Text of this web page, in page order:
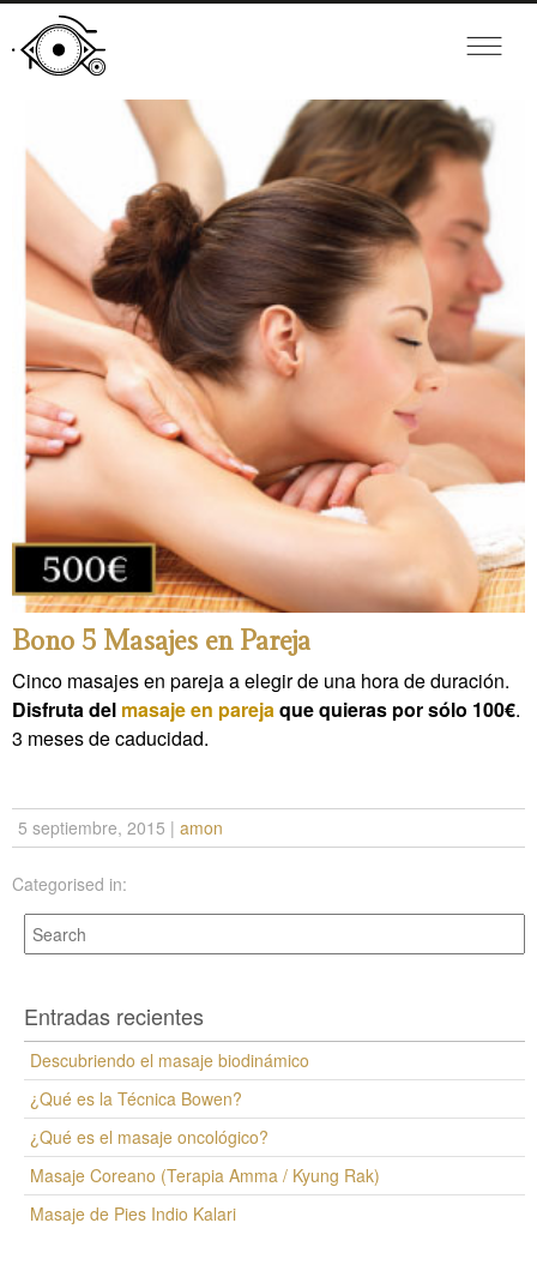
Bono 5 Masajes en Pareja
Cinco masajes en pareja a elegir de una hora de duración.
Disfruta del masaje en parejaque quieras por sólo 100€.
3 meses de caducidad.
5 septiembre, 2015 | amon
Categorised in:
Entradas recientes
Descubriendo el masaje biodinámico
¿Qué es la Técnica Bowen?
¿Qué es el masaje oncológico?
Masaje Coreano (Terapia Amma / Kyung Rak)
Masaje de Pies Indio Kalari